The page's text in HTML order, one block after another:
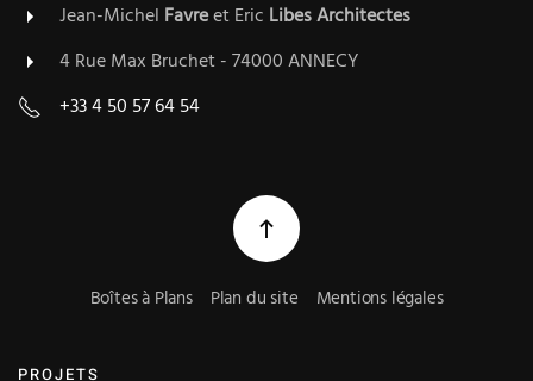
Jean-Michel Favreet Eric LibesArchitectes
4 Rue Max Bruchet - 74000 ANNECY
+33 4 50 57 64 54
Boîtes à Plans Plan du site Mentions légales
PROJETS